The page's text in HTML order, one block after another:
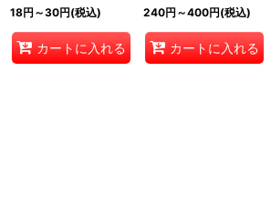
18円 ～30円(税込)
カートに入れる
240円 ～400円(税込)
カートに入れる